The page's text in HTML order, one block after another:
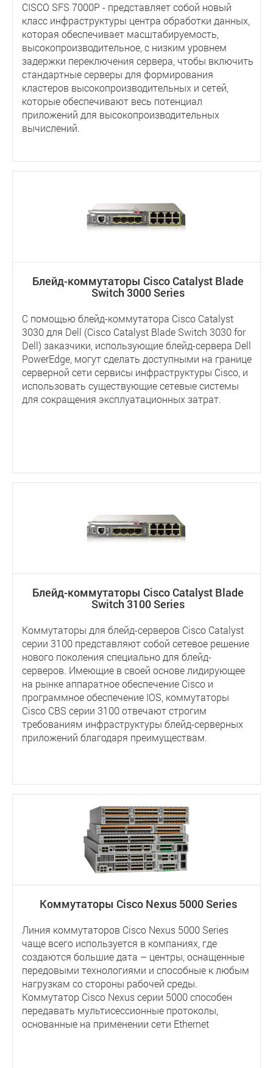
CISCO SFS 7000P - представляет собой новый
класс инфраструктуры центра обработки данных,
которая обеспечивает масштабируемость,
высокопроизводительное, с низким уровнем
задержки переключения сервера, чтобы включить
стандартные серверы для формирования
кластеров высокопроизводительных и сетей,
которые обеспечивают весь потенциал
приложений для высокопроизводительных
вычислений.
Блейд-коммутаторы Cisco Catalyst Blade
Switch 3000 Series
С помощью блейд-коммутатора Cisco Catalyst
3030 для Dell (Cisco Catalyst Blade Switch 3030 for
Dell) заказчики, использующие блейд-сервера Dell
PowerEdge, могут сделать доступными на границе
серверной сети сервисы инфраструктуры Cisco, и
использовать существующие сетевые системы
для сокращения эксплуатационных затрат.
Блейд-коммутаторы Cisco Catalyst Blade
Switch 3100 Series
Коммутаторы для блейд-серверов Cisco Catalyst
серии 3100 представляют собой сетевое решение
нового поколения специально для блейд-
серверов. Имеющие в своей основе лидирующее
на рынке аппаратное обеспечение Cisco и
программное обеспечение IOS, коммутаторы
Cisco CBS серии 3100 отвечают строгим
требованиям инфраструктуры блейд-серверных
приложений благодаря преимуществам.
Коммутаторы Cisco Nexus 5000 Series
Линия коммутаторов Cisco Nexus 5000 Series
чаще всего используется в компаниях, где
создаются большие дата – центры, оснащенные
передовыми технологиями и способные к любым
нагрузкам со стороны рабочей среды.
Коммутатор Cisco Nexus серии 5000 способен
передавать мультисессионные протоколы,
основанные на применении сети Ethernet